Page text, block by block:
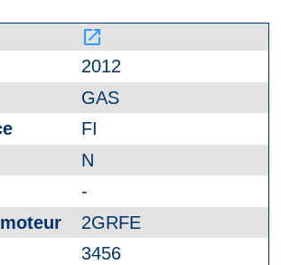
launch
2012
GAS
FI
N
-
2GRFE
3456